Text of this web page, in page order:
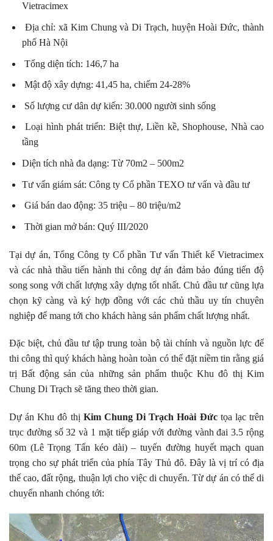
Vietracimex
Địa chỉ: xã Kim Chung và Di Trạch, huyện Hoài Đức, thành
phố Hà Nội
Tổng diện tích: 146,7 ha
Mật độ xây dựng: 41,45 ha, chiếm 24-28%
Số lượng cư dân dự kiến: 30.000 người sinh sống
Loại hình phát triển: Biệt thự, Liền kề, Shophouse, Nhà cao
tầng
Diện tích nhà đa dạng: Từ 70m2 – 500m2
Tư vấn giám sát: Công ty Cổ phần TEXO tư vấn và đầu tư
Giá bán dao động: 35 triệu – 80 triệu/m2
Thời gian mở bán: Quý III/2020
Tại dự án, Tổng Công ty Cổ phần Tư vấn Thiết kế Vietracimex
và các nhà thầu tiến hành thi công dự án đảm bảo đúng tiến độ
song song với chất lượng xây dựng tốt nhất. Chủ đầu tư cũng lựa
chọn kỹ càng và ký hợp đồng với các chủ thầu uy tín chuyên
nghiệp để mang tới cho khách hàng sản phẩm chất lượng nhất.
Đặc biệt, chủ đầu tư tập trung toàn bộ tài chính và nguồn lực để
thi công thì quý khách hàng hoàn toàn có thể đặt niềm tin rằng giá
trị Bất động sản của những sản phẩm thuộc Khu đô thị Kim
Chung Di Trạch sẽ tăng theo thời gian.
Dự án Khu đô thị Kim Chung Di Trạch Hoài Đứctọa lạc trên
trục đường số 32 và 1 mặt tiếp giáp với đường vành đai 3.5 rộng
60m (Lê Trọng Tấn kéo dài) – tuyến đường huyết mạch quan
trọng cho sự phát triển của phía Tây Thủ đô. Đây là vị trí có địa
thế cao, đất rộng, thuận lợi cho việc di chuyển. Từ dự án có thể di
chuyển nhanh chóng tới: